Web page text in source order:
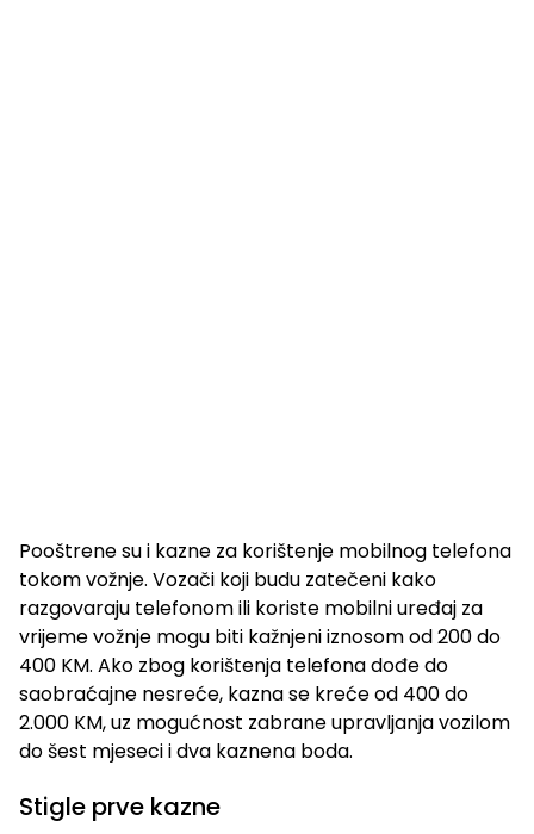
Pooštrene su i kazne za korištenje mobilnog telefona
tokom vožnje. Vozači koji budu zatečeni kako
razgovaraju telefonom ili koriste mobilni uređaj za
vrijeme vožnje mogu biti kažnjeni iznosom od 200 do
400 KM. Ako zbog korištenja telefona dođe do
saobraćajne nesreće, kazna se kreće od 400 do
2.000 KM, uz mogućnost zabrane upravljanja vozilom
do šest mjeseci i dva kaznena boda.
Stigle prve kazne